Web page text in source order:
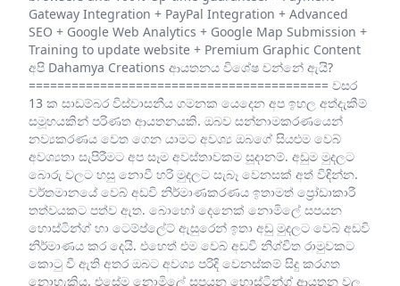
Gateway Integration + PayPal Integration + Advanced
SEO + Google Web Analytics + Google Map Submission +
Training to update website + Premium Graphic Content
අපි Dahamya Creations ආයතනය විශේෂ වන්නේ ඇයි?
========================================== වසර
13 ක සාඩම්බර විස්වාසනීය ගමනක යෙදෙන අප ඉහල අත්දැකීම්
සමූහයකින් පරිණත ආයතනයකි. ඔබව සන්නාමකරණයෙන්
නව්‍යකරණය වෙත ගෙන යාමට අවශ්‍ය ඔබගේ සියළුම වෙබ්
අවශ්‍යතා සැපිරීමට අප සෑම අවස්තාවකම සූදානම්. අඩුම මුදලට
බොරු වලට හසු නොවී හරි මුදලට සැබෑ වෙනසක් අත් විඳින්න.
වර්තමානයේ වෙබ් අඩවි නිර්මාණකරණය ඉතාමත් ප්‍රෝඩාකාරී
තත්වයකට පත්ව ඇත. බොහෝ දෙනෙක් නොමිලේ සපයන
හොස්ටින්ග් හා ටෙම්ප්ලේට් ඇසුරෙන් ඉතා අඩු මුදලට වෙබ් අඩවි
නිර්මාණය කර දෙයි. එහෙත් එම වෙබ් අඩවි නිශ්චිත රාමුවකට
කොටු වී ඇති අතර ඔබට අවශ්‍ය පරිදි වෙනස්කම් සිදු කරගත
නොහැකිය. එසේම නොමිලේ සපයන හොස්ටින්ග් ආයතන වල